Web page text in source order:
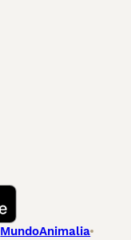
MundoAnimalia